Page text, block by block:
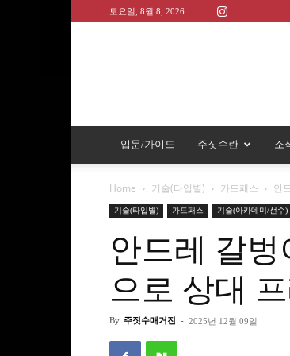
토요일, 8월 8, 2026
입문/가이드 주짓수란 소
Home 기술(타입별) 가드패스 안
기술(타입별) 가드패스 기술(아카데미/선수)
안드레 갈
으로 상대
By 주짓수매거진 - 2025년 12월 09일